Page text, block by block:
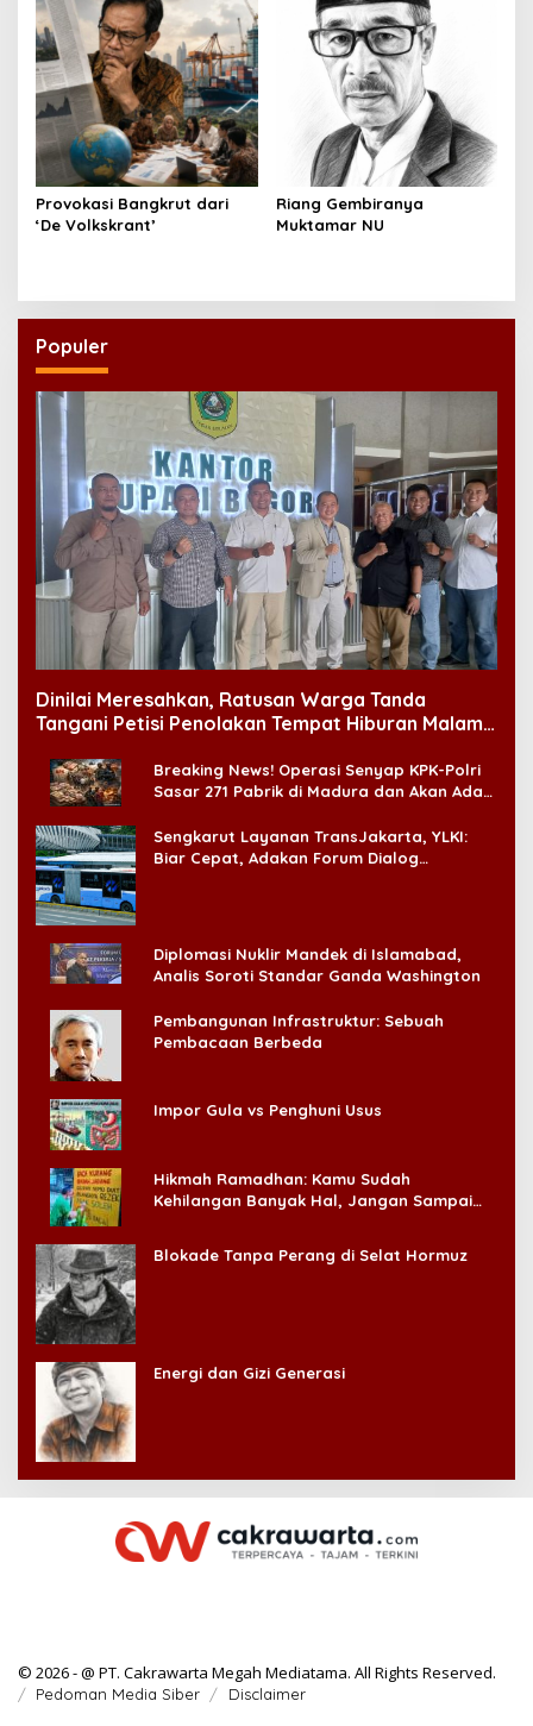
Provokasi Bangkrut dari
‘De Volkskrant’
Riang Gembiranya
Muktamar NU
Populer
Dinilai Meresahkan, Ratusan Warga Tanda
Tangani Petisi Penolakan Tempat Hiburan Malam
Breaking News! Operasi Senyap KPK-Polri
Sasar 271 Pabrik di Madura dan Akan Ada
Sengkarut Layanan TransJakarta, YLKI:
Biar Cepat, Adakan Forum Dialog
Diplomasi Nuklir Mandek di Islamabad,
Analis Soroti Standar Ganda Washington
Pembangunan Infrastruktur: Sebuah
Pembacaan Berbeda
Impor Gula vs Penghuni Usus
Hikmah Ramadhan: Kamu Sudah
Kehilangan Banyak Hal, Jangan Sampai
Blokade Tanpa Perang di Selat Hormuz
Energi dan Gizi Generasi
© 2026 - @ PT. Cakrawarta Megah Mediatama. All Rights Reserved.
Pedoman Media Siber Disclaimer